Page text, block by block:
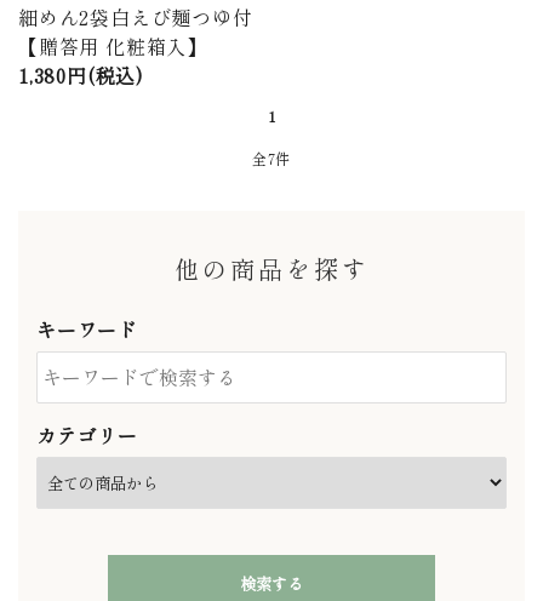
細めん2袋白えび麺つゆ付
【贈答用 化粧箱入】
1,380円(税込)
1
全7件
他の商品を探す
キーワード
カテゴリー
検索する